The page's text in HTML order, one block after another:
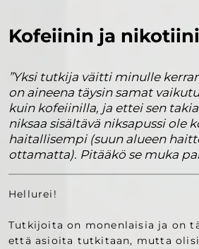
Kofeiinin ja
”Yksi tutkija väitti minulle
on aineena täysin samat
kuin kofeiinilla, ja ettei sen
niksaa sisältävä niksapussi ole
haitallisempi (suun alueen
ottamatta). Pitääkö se muka
Hellurei!
Tutkijoita on monenlaisia ja on
että asioita tutkitaan, mutta